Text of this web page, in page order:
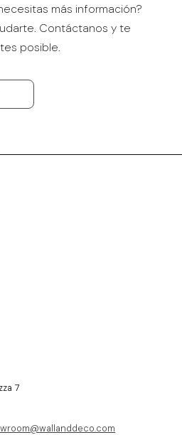
más información?
Contáctanos y te
posible.
7